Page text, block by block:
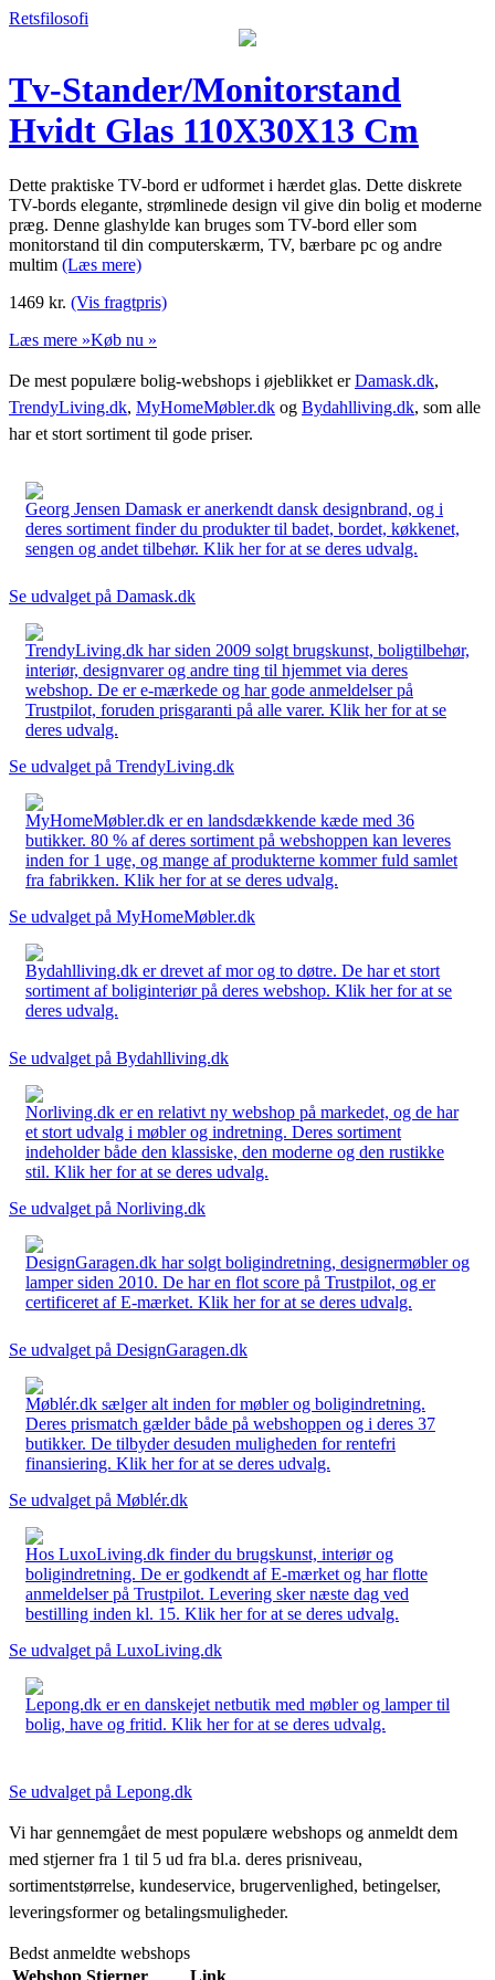
Retsfilosofi
Tv-Stander/Monitorstand
Hvidt Glas 110X30X13 Cm
Dette praktiske TV-bord er udformet i hærdet glas. Dette diskrete
TV-bords elegante, strømlinede design vil give din bolig et moderne
præg. Denne glashylde kan bruges som TV-bord eller som
monitorstand til din computerskærm, TV, bærbare pc og andre
multim (Læs mere)
1469 kr. (Vis fragtpris)
Læs mere »Køb nu »
De mest populære bolig-webshops i øjeblikket erDamask.dk,
TrendyLiving.dk, MyHomeMøbler.dk og Bydahlliving.dk, som alle
har et stort sortiment til gode priser.
Georg Jensen Damask er anerkendt dansk designbrand, og i
deres sortiment finder du produkter til badet, bordet, køkkenet,
sengen og andet tilbehør. Klik her for at se deres udvalg.
Se udvalget på Damask.dk
TrendyLiving.dk har siden 2009 solgt brugskunst, boligtilbehør,
interiør, designvarer og andre ting til hjemmet via deres
webshop. De er e-mærkede og har gode anmeldelser på
Trustpilot, foruden prisgaranti på alle varer. Klik her for at se
deres udvalg.
Se udvalget på TrendyLiving.dk
MyHomeMøbler.dk er en landsdækkende kæde med 36
butikker. 80 % af deres sortiment på webshoppen kan leveres
inden for 1 uge, og mange af produkterne kommer fuld samlet
fra fabrikken. Klik her for at se deres udvalg.
Se udvalget på MyHomeMøbler.dk
Bydahlliving.dk er drevet af mor og to døtre. De har et stort
sortiment af boliginteriør på deres webshop. Klik her for at se
deres udvalg.
Se udvalget på Bydahlliving.dk
Norliving.dk er en relativt ny webshop på markedet, og de har
et stort udvalg i møbler og indretning. Deres sortiment
indeholder både den klassiske, den moderne og den rustikke
stil. Klik her for at se deres udvalg.
Se udvalget på Norliving.dk
DesignGaragen.dk har solgt boligindretning, designermøbler og
lamper siden 2010. De har en flot score på Trustpilot, og er
certificeret af E-mærket. Klik her for at se deres udvalg.
Se udvalget på DesignGaragen.dk
Møblér.dk sælger alt inden for møbler og boligindretning.
Deres prismatch gælder både på webshoppen og i deres 37
butikker. De tilbyder desuden muligheden for rentefri
finansiering. Klik her for at se deres udvalg.
Se udvalget på Møblér.dk
Hos LuxoLiving.dk finder du brugskunst, interiør og
boligindretning. De er godkendt af E-mærket og har flotte
anmeldelser på Trustpilot. Levering sker næste dag ved
bestilling inden kl. 15. Klik her for at se deres udvalg.
Se udvalget på LuxoLiving.dk
Lepong.dk er en danskejet netbutik med møbler og lamper til
bolig, have og fritid. Klik her for at se deres udvalg.
Se udvalget på Lepong.dk
Vi har gennemgået de mest populære webshops og anmeldt dem
med stjerner fra 1 til 5 ud fra bl.a. deres prisniveau,
sortimentstørrelse, kundeservice, brugervenlighed, betingelser,
leveringsformer og betalingsmuligheder.
Bedst anmeldte webshops
Webshop Stjerner Link